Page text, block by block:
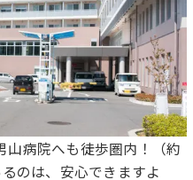
山病院へも徒歩圏内！（約
のは、安心できますよ